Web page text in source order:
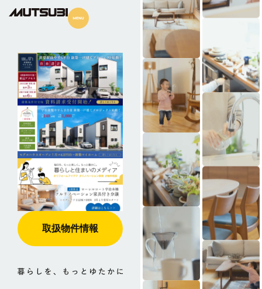
取扱物件情報